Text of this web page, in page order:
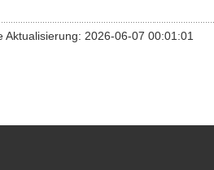
Aktualisierung: 2026-06-07 00:01:01